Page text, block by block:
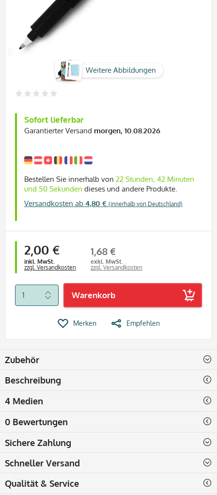
Weitere Abbildungen
Sofort lieferbar
Garantierter Versand morgen, 10.08.2026
Bestellen Sie innerhalb von 22 Stunden, 42 Minuten
und 49 Sekunden dieses und andere Produkte.
Versandkosten ab 4,80 € (innerhalb von Deutschland)
2,00 €
inkl. MwSt.
zzgl. Versandkosten
1,68 €
exkl. MwSt.
zzgl. Versandkosten
Warenkorb
Merken Empfehlen
Zubehör
Beschreibung
4 Medien
0 Bewertungen
Sichere Zahlung
Schneller Versand
Qualität & Service